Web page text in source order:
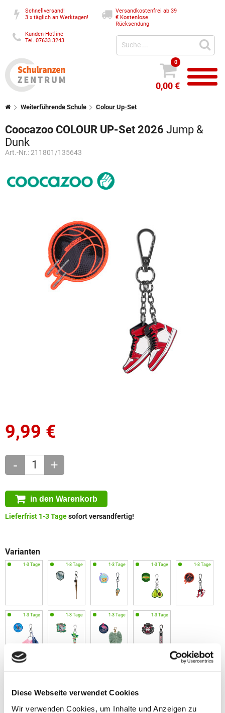
Diese Webseite verwendet Cookies
Wir verwenden Cookies, um Inhalte und Anzeigen zu
Schnellversand!
3 x täglich an Werktagen!
Versandkostenfrei ab 39
€Kostenlose
Rücksendung
Kunden-Hotline
Tel. 07633 3243
0
0,00 €
Weiterführende Schule Colour Up-Set
Coocazoo COLOUR UP-Set 2026 Jump &
Dunk
Art.-Nr.:211801/135643
9,99 €
- +
in den Warenkorb
Lieferfrist 1-3 Tagesofort versandfertig!
Varianten
Material